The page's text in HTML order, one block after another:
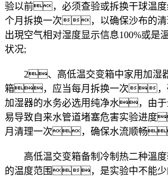
验以前，必须查验或拆换干球温
个月拆换一次，以确保沙布的
出現空气相对湿度显示信息100%或是
状况;
2、高低温交变箱中家用加湿器
箱，应当每月拆换一次
加湿器的水务必选用纯净水，由于
易导致自来水管道堵塞危害实验进
月清理一次，确保水流顺畅
高低温交变箱备制冷制热二种溫
的温度范围，是实验中不能少